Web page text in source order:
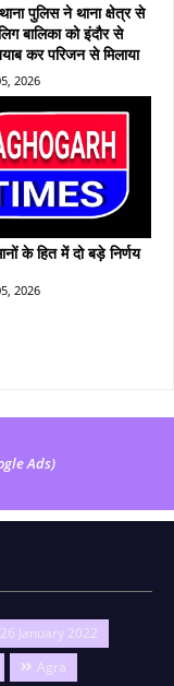
पुलिस ने थाना क्षेत्र से
बालिका को इंदौर से
कर परिजन से मिलाया
2026
के हित में दो बड़े निर्णय
2026
Ads)
January 2022
Agra